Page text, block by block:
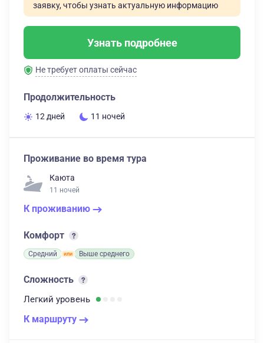
заявку, чтобы узнать актуальную информацию
Узнать подробнее
Не требует оплаты сейчас
Продолжительность
12 дней 11 ночей
Проживание во время тура
Каюта
11 ночей
К проживанию
Комфорт
Средний Выше среднего
Сложность
Легкий уровень
К маршруту